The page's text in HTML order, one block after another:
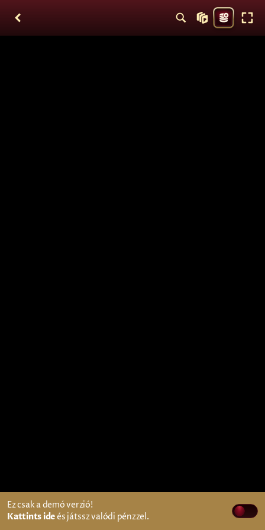
Ez csak a demó verzió!
Kattints ideés játssz valódi pénzzel.